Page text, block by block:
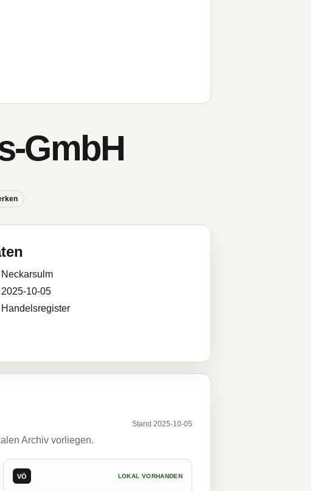
GmbH
Neckarsulm
2025-10-05
Handelsregister
Stand 2025-10-05
Archiv vorliegen.
VÖ LOKAL VORHANDEN